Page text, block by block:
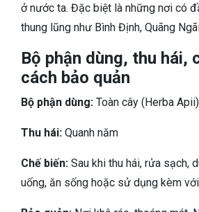
ở nước ta. Đặc biệt là những nơi có
thung lũng như Bình Định, Quãng
Bộ phận dùng, thu hái,
cách bảo quản
Bộ phận dùng: Toàn cây (Herba Apii)
Thu hái: Quanh năm
Chế biến: Sau khi thu hái, rửa sạch,
uống, ăn sống hoặc sử dụng kèm